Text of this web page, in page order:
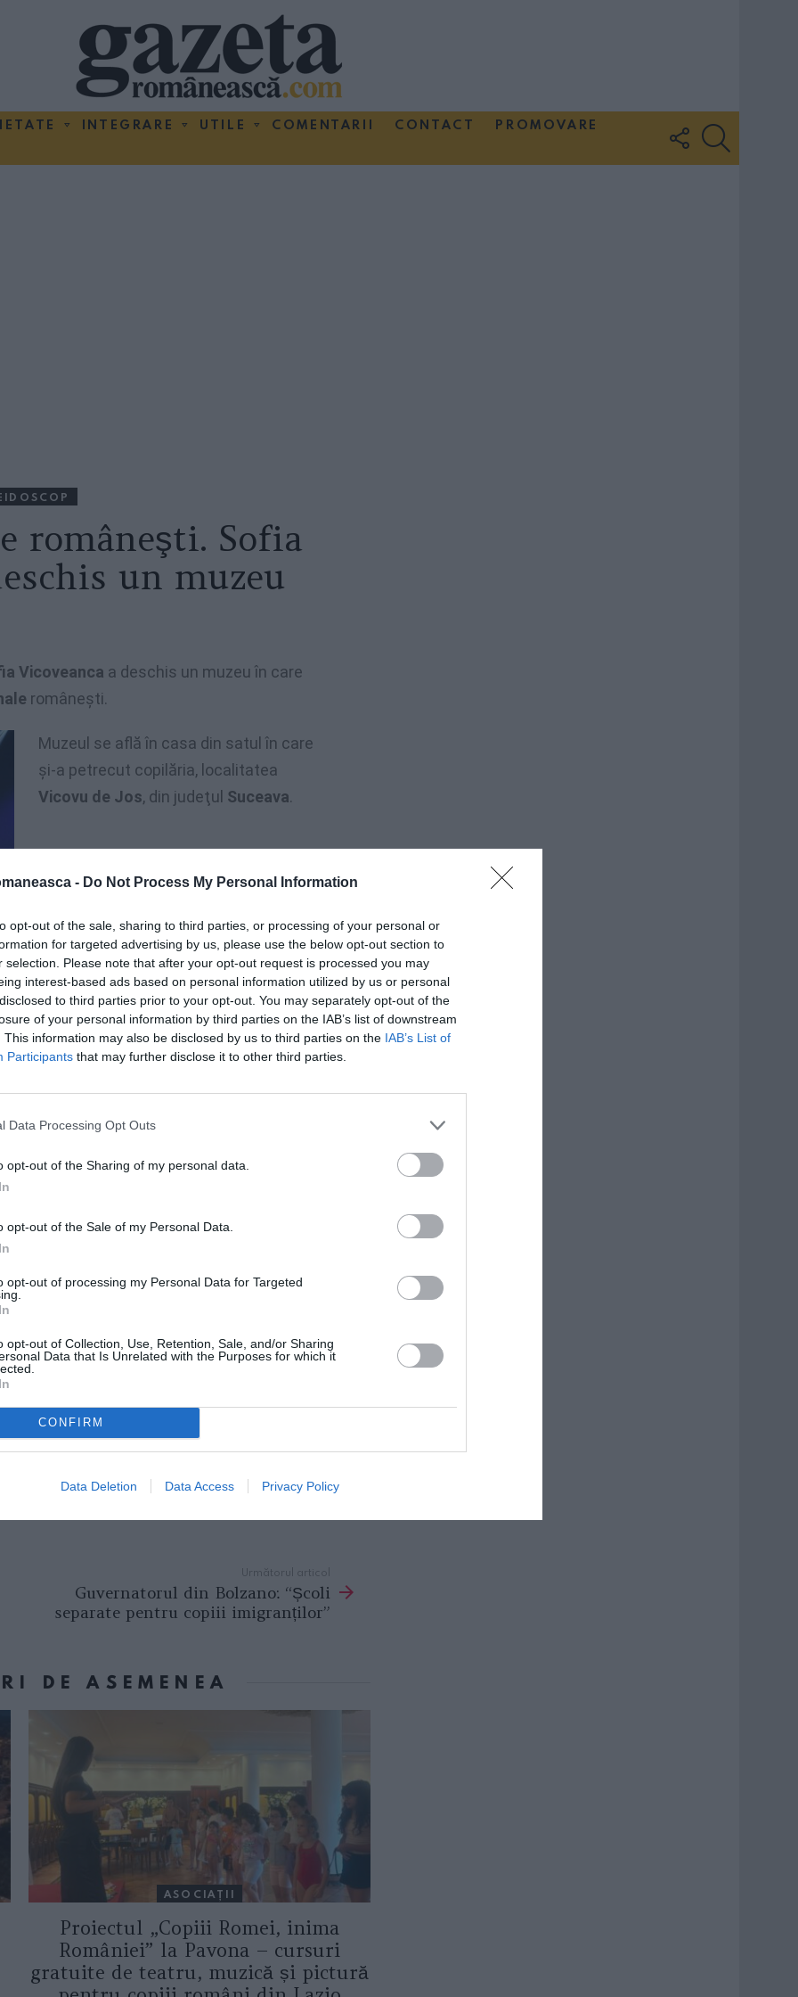
- Do Not Process My Personal Information
opt-out of the sale, sharing to third parties, or processing of your personal or
for targeted advertising by us, please use the below opt-out section to
selection. Please note that after your opt-out request is processed you may
interest-based ads based on personal information utilized by us or personal
to third parties prior to your opt-out. You may separately opt-out of the
of your personal information by third parties on the IAB’s list of downstream
This information may also be disclosed by us to third parties on the IAB’s List of
Participants that may further disclose it to other third parties.
Data Processing Opt Outs
opt-out of the Sharing of my personal data.
opt-out of the Sale of my Personal Data.
opt-out of processing my Personal Data for Targeted
opt-out of Collection, Use, Retention, Sale, and/or Sharing
Data that Is Unrelated with the Purposes for which it
CONFIRM
Data Deletion Data Access Privacy Policy
INTEGRARE UTILE COMENTARII CONTACT
PROMOVARE
FOLLOW
US
româneşti. Sofia
un muzeu
Vicoveanca a deschis un muzeu în care
româneşti.
Muzeul se află în casa din satul în care
şi-a petrecut copilăria, localitatea
Vicovu de Jos, din judeţul Suceava.
a strâns în lunga sa carieră multe piese
bucovinene, multe ce au peste 100 de
de tradiţii şi folclor, dar şi de
„în stil bătrânesc”, după tipare
catrinţe, ii, opinici, basmale, costume şi
a apărut în sediul Parlamentului
a fost admirată. „A fost pasiunea mea
de la multe soliste din branşă. Mi le-au
a declarat interpreta.
Următorul articol
Guvernatorul din Bolzano: “Școli
separate pentru copiii imigranților”
DE ASEMENEA
ASOCIAŢII
Proiectul „Copiii Romei, inima
României” la Pavona – cursuri
gratuite de teatru, muzică și pictură